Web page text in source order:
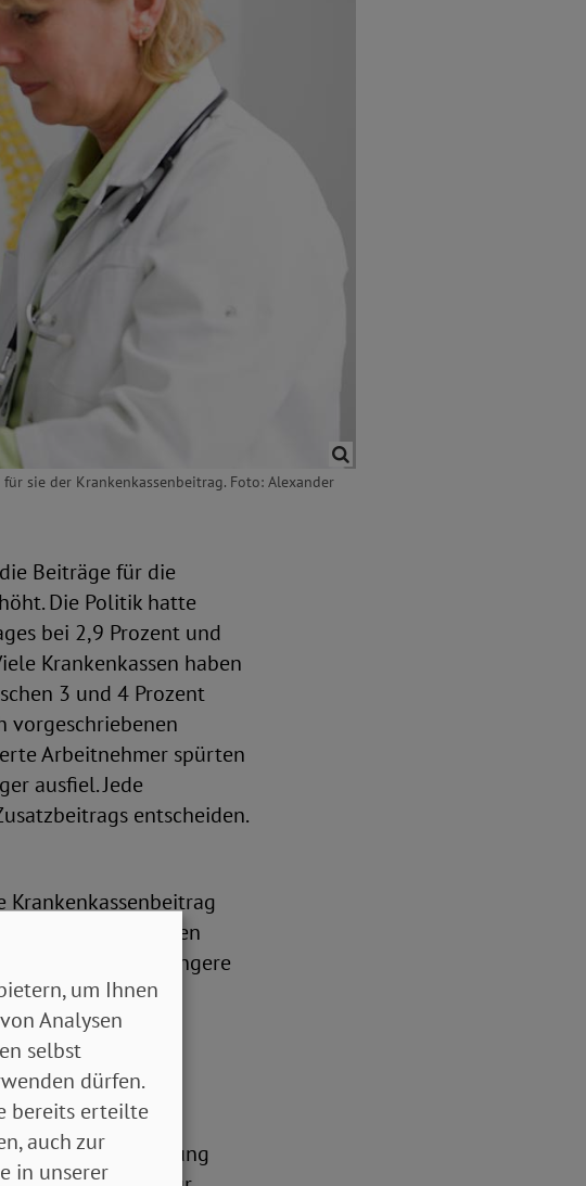
sie der Krankenkassenbeitrag. Foto: Alexander
Beiträge für die
Die Politik hatte
bei 2,9 Prozent und
Krankenkassen haben
3 und 4 Prozent
vorgeschriebenen
Arbeitnehmer spürten
ausfiel. Jede
entscheiden.
Krankenkassenbeitrag
spüren
deshalb eine geringere
durch die
Rentenversicherung
um Ihnen
Analysen
selbst
dürfen.
bereits erteilte
auch zur
in unserer